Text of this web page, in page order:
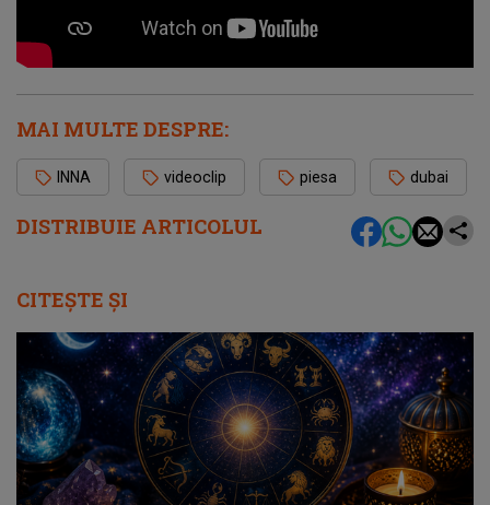
DISTRIBUIE ARTICOLUL
MAI MULTE DESPRE:
INNA videoclip piesa dubai
CITEȘTE ȘI